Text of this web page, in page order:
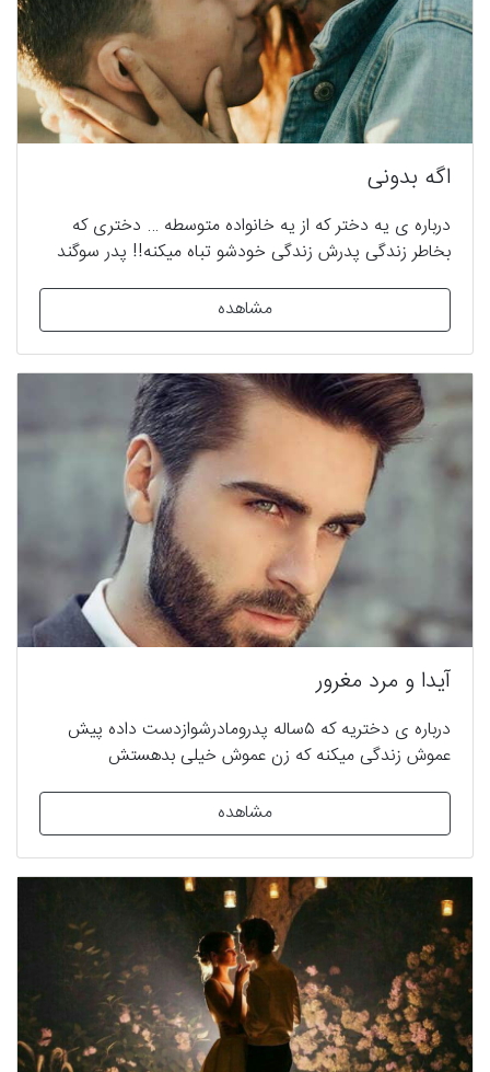
میکردم.. خودمو به تقدیر سپردم..هر چه بادا، باد….!! پایان
خوش #عاشقانه #ازدواج_اجباری #همخونه_ای #کلکلی
اگه بدونی
درباره ی یه دختر که از یه خانواده متوسطه … دختری که
بخاطر زندگی پدرش زندگی خودشو تباه میکنه!! پدر سوگند
اعدام میشه در این بین پسر مقتول شرطی میذاره که این
خانواده به کلی متعجب میشن!!
مشاهده
آیدا و مرد مغرور
درباره ی دختریه که ۵ساله پدرومادرشوازدست داده پیش
عموش زندگی میکنه که زن عموش خیلی بدهستش
ازدواج میکنه که هیچ علاقه ایی بهم ندارن وپسره به
اسرارخوانواده ازدواج کرده وبه عنوان دوست درکنارهم زندگی
میکنن. #عاشقانه #همخونه_ای
مشاهده